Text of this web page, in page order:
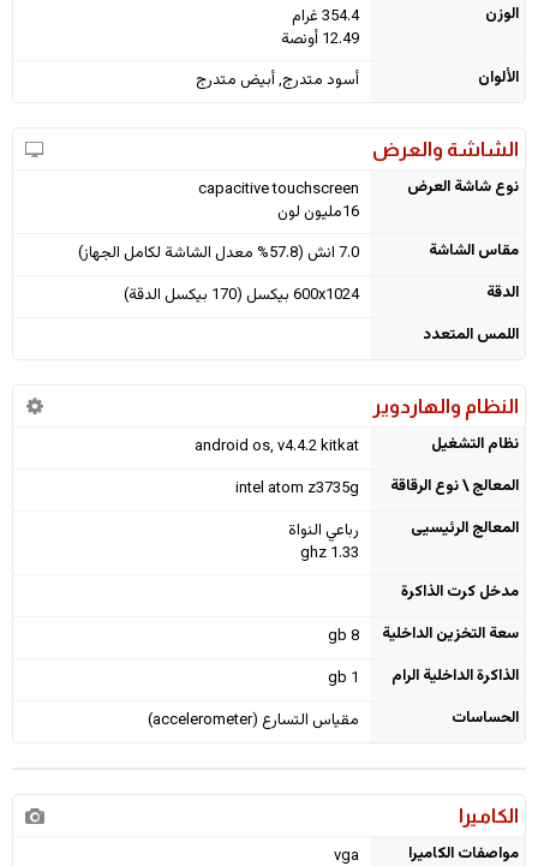
الوزن
354.4 غرام
12.49 أونصة
الألوان
أسود متدرج, أبيض متدرج
الشاشة والعرض
نوع شاشة العرض
capacitive touchscreen
16مليون لون
مقاس الشاشة
7.0 انش (57.8% معدل الشاشة لكامل الجهاز)
الدقة
600x1024 بيكسل (170 بيكسل الدقة)
اللمس المتعدد
النظام والهاردوير
نظام التشغيل
android os, v4.4.2 kitkat
المعالج \ نوع الرقاقة
intel atom z3735g
المعالج الرئيسيى
رباعي النواة
1.33 ghz
مدخل كرت الذاكرة
سعة التخزين الداخلية
8 gb
الذاكرة الداخلية الرام
1 gb
الحساسات
مقياس التسارع (accelerometer)
الكاميرا
مواصفات الكاميرا
vga